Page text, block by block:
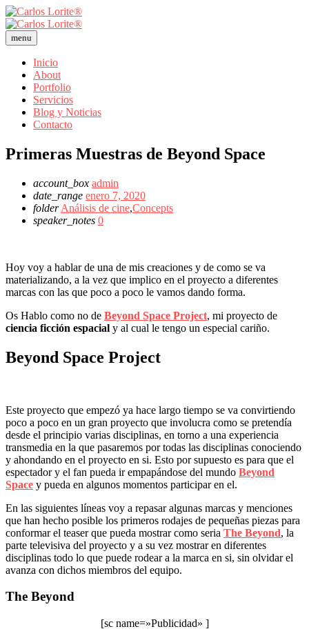
menu
Inicio
About
Portfolio
Servicios
Blog y Noticias
Contacto
Primeras Muestras de Beyond Space
account_box admin
date_range enero 7, 2020
folder Análisis de cine,Concepts
speaker_notes 0
Hoy voy a hablar de una de mis creaciones y de como se va
materializando, a la vez que implico en el proyecto a diferentes
marcas con las que poco a poco le vamos dando forma.
Os Hablo como no de Beyond Space Project, mi proyecto de
ciencia ficción espacial y al cual le tengo un especial cariño.
Beyond Space Project
Este proyecto que empezó ya hace largo tiempo se va convirtiendo
poco a poco en un gran proyecto que involucra como se pretendía
desde el principio varias disciplinas, en torno a una experiencia
transmedia en la que pasaremos por todas las disciplinas conociendo
y ahondando en el proyecto en si. Esto por supuesto es para que el
espectador y el fan pueda ir empapándose del mundo Beyond
Space y pueda en algunos momentos participar en el.
En las siguientes líneas voy a repasar algunas marcas y menciones
que han hecho posible los primeros rodajes de pequeñas piezas para
conformar el teaser que pueda mostrar como seria The Beyond, la
parte televisiva del proyecto y a su vez mostrar en diferentes
disciplinas todo lo que puede rodear a la marca en si, sin olvidar el
avanza con dichos miembros del equipo.
The Beyond
[sc name=»Publicidad» ]